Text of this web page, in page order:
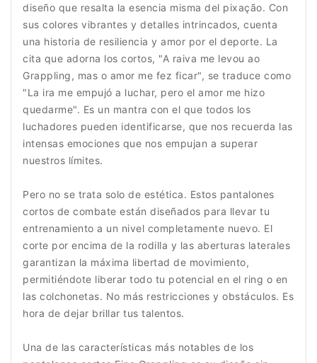
diseño que resalta la esencia misma del pixação. Con
sus colores vibrantes y detalles intrincados, cuenta
una historia de resiliencia y amor por el deporte. La
cita que adorna los cortos, "A raiva me levou ao
Grappling, mas o amor me fez ficar", se traduce como
"La ira me empujó a luchar, pero el amor me hizo
quedarme". Es un mantra con el que todos los
luchadores pueden identificarse, que nos recuerda las
intensas emociones que nos empujan a superar
nuestros límites.
Pero no se trata solo de estética. Estos pantalones
cortos de combate están diseñados para llevar tu
entrenamiento a un nivel completamente nuevo. El
corte por encima de la rodilla y las aberturas laterales
garantizan la máxima libertad de movimiento,
permitiéndote liberar todo tu potencial en el ring o en
las colchonetas. No más restricciones y obstáculos. Es
hora de dejar brillar tus talentos.
Una de las características más notables de los